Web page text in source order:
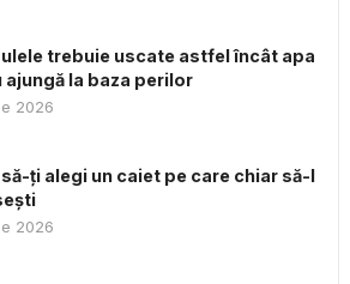
trebuie uscate astfel încât apa
ajungă la baza perilor
2026
să-ți alegi un caiet pe care chiar să-l
2026